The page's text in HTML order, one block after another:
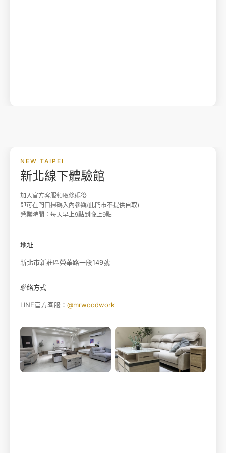
NEW TAIPEI
新北線下體驗館
加入官方客服領取條碼後
即可在門口掃碼入內參觀(此門市不提供自取)
營業時間：每天早上9點到晚上9點
地址
新北市新莊區榮華路一段149號
聯絡方式
LINE官方客服： @mrwoodwork